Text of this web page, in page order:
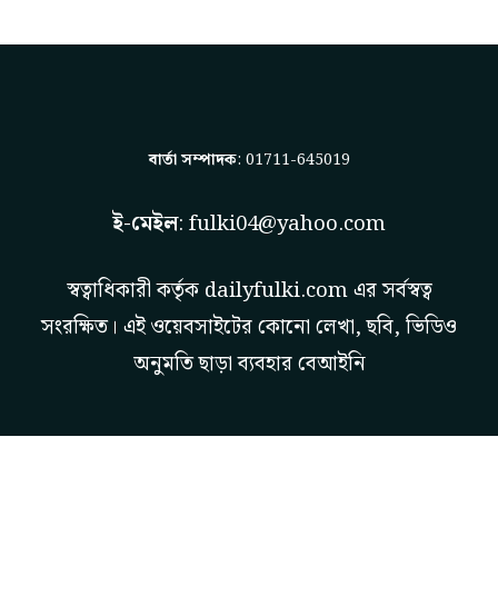
বার্তা সম্পাদক: 01711-645019
ই-মেইল: fulki04@yahoo.com
স্বত্বাধিকারী কর্তৃক dailyfulki.comএর সর্বস্বত্ব
সংরক্ষিত। এই ওয়েবসাইটের কোনো লেখা, ছবি, ভিডিও
অনুমতি ছাড়া ব্যবহার বেআইনি